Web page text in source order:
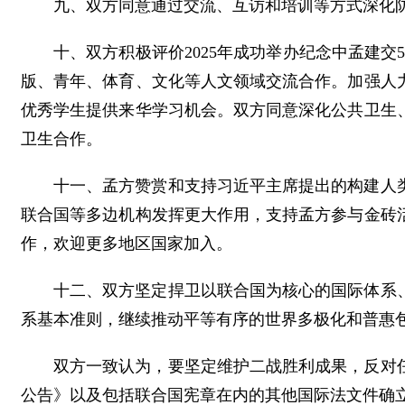
九、双方同意通过交流、互访和培训等方式深
十、双方积极评价2025年成功举办纪念中孟建
版、青年、体育、文化等人文领域交流合作。加强
优秀学生提供来华学习机会。双方同意深化公共卫
卫生合作。
十一、孟方赞赏和支持习近平主席提出的构建
联合国等多边机构发挥更大作用，支持孟方参与金
作，欢迎更多地区国家加入。
十二、双方坚定捍卫以联合国为核心的国际体
系基本准则，继续推动平等有序的世界多极化和普惠
双方一致认为，要坚定维护二战胜利成果，反
公告》以及包括联合国宪章在内的其他国际法文件确